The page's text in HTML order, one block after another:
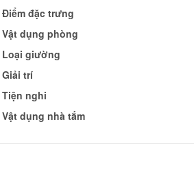
RỘNG BẢN ĐỒ
Điểm đặc trưng
Vật dụng phòng
Loại giường
Giải trí
Tiện nghi
Vật dụng nhà tắm